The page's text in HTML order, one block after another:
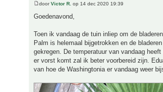
doorVictor R. op 14 dec 2020 19:39
Goedenavond,
Toen ik vandaag de tuin inliep om de
Palm is helemaal bijgetrokken en de
gekregen. De temperatuur van vandaag
er vorst komt zal ik beter voorbereid zijn.
van hoe de Washingtonia er vandaag weer